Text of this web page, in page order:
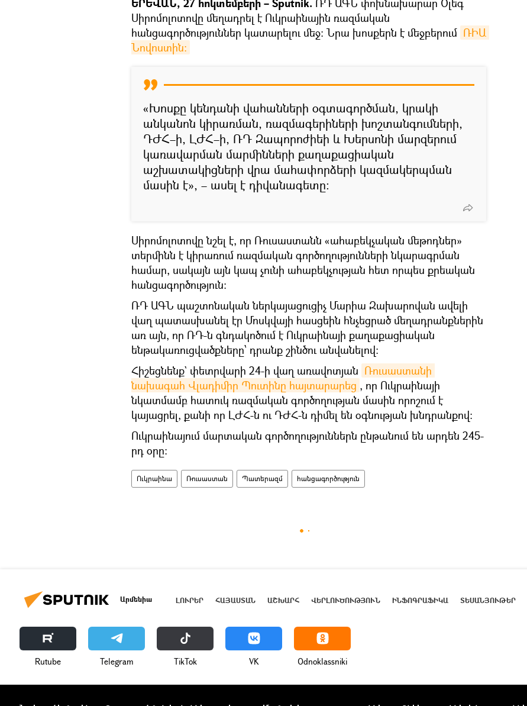
ԵՐԵՎԱՆ, 27 հոկտեմբերի – Sputnik.
Սիրոմոլոտովը մեղադրել է Ուկրաինային ռազմական
հանցագործություններ կատարելու մեջ։ Նրա խոսքերն է մեջբերում ՌԻԱ
Նովոստին։
«Խոսքը կենդանի վահանների օգտագործման, կրակի
անկանոն կիրառման, ռազմագերիների խոշտանգումների,
ԴԺՀ–ի, ԼԺՀ–ի, ՌԴ Զապորոժիեի և Խերսոնի մարզերում
կառավարման մարմինների քաղաքացիական
աշխատակիցների վրա մահափորձերի կազմակերպման
մասին է», – ասել է դիվանագետը։
Սիրոմոլոտովը նշել է, որ Ռուսաստանն «ահաբեկչական մեթոդներ»
տերմինն է կիրառում ռազմական գործողությունների նկարագրման
համար, սակայն այն կապ չունի ահաբեկչության հետ որպես քրեական
հանցագործություն։
ՌԴ ԱԳՆ պաշտոնական ներկայացուցիչ Մարիա Զախարովան ավելի
վաղ պատասխանել էր Մոսկվայի հասցեին հնչեցրած մեղադրանքներին
առ այն, որ ՌԴ-ն գնդակոծում է Ուկրաինայի քաղաքացիական
ենթակառուցվածքները՝ դրանք շինծու անվանելով։
Հիշեցնենք` փետրվարի 24-ի վաղ առավոտյան Ռուսաստանի
նախագահ Վլադիմիր Պուտինը հայտարարեց , որ Ուկրաինայի
նկատմամբ հատուկ ռազմական գործողության մասին որոշում է
կայացրել, քանի որ ԼԺՀ-ն ու ԴԺՀ-ն դիմել են օգնության խնդրանքով։
Ուկրաինայում մարտական գործողություններն ընթանում են արդեն 245-
րդ օրը։
Ուկրաինա Ռուսաստան Պատերազմ հանցագործություն
Արմենիա ԼՈՒՐԵՐ ՀԱՅԱՍՏԱՆ ԱՇԽԱՐՀ ՎԵՐԼՈՒԾՈՒԹՅՈՒՆ ԻՆՖՈԳՐԱՖԻԿԱ ՏԵՍԱՆՅՈՒԹԵՐ
Rutube Telegram ТikТоk VK Odnoklassniki